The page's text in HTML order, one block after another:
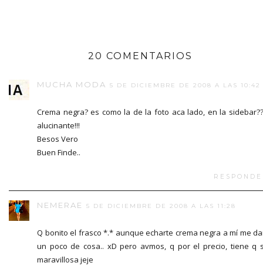
20 COMENTARIOS
MUCHA MODA 5 DE DICIEMBRE DE 2008 A LAS 10:42
Crema negra? es como la de la foto aca lado, en la
alucinante!!!
Besos Vero
Buen Finde..
NEMERAE 5 DE DICIEMBRE DE 2008 A LAS 11:28
Q bonito el frasco *.* aunque echarte crema negra a mí me
un poco de cosa.. xD pero avmos, q por el precio, tiene q
maravillosa jeje